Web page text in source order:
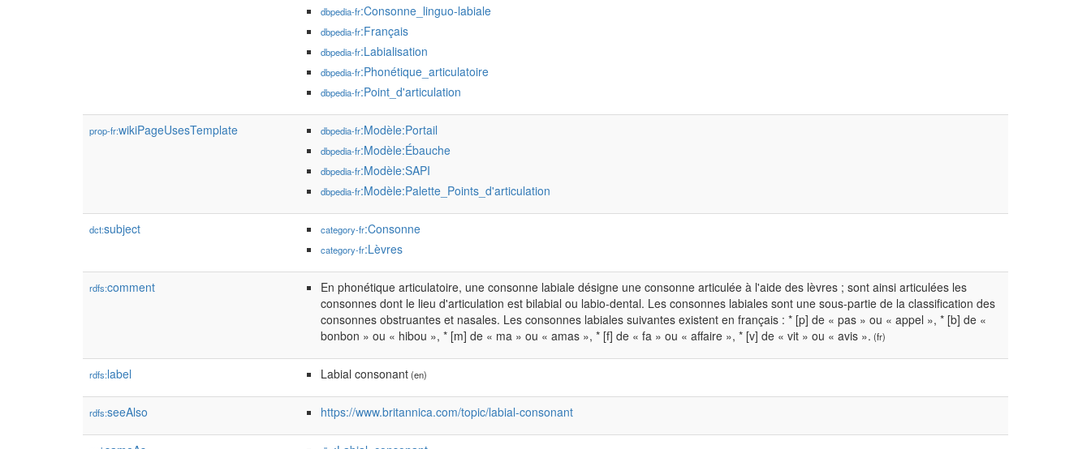
dbpedia-fr:Consonne_linguo-labiale
dbpedia-fr:Français
dbpedia-fr:Labialisation
dbpedia-fr:Phonétique_articulatoire
dbpedia-fr:Point_d'articulation
prop-fr:wikiPageUsesTemplate dbpedia-fr:Modèle:Portail
dbpedia-fr:Modèle:Ébauche
dbpedia-fr:Modèle:SAPI
dbpedia-fr:Modèle:Palette_Points_d'articulation
dct:subject category-fr:Consonne
category-fr:Lèvres
rdfs:comment
En phonétique articulatoire, une consonne labiale désigne une consonne articulée à l'aide des lèvres ; sont ainsi articulées les
consonnes dont le lieu d'articulation est bilabial ou labio-dental. Les consonnes labiales sont une sous-partie de la classification des
consonnes obstruantes et nasales. Les consonnes labiales suivantes existent en français : * [p] de « pas » ou « appel », * [b] de «
bonbon » ou « hibou », * [m] de « ma » ou « amas », * [f] de « fa » ou « affaire », * [v] de « vit » ou « avis ». (fr)
rdfs:label Labial consonant(en)
rdfs:seeAlso https://www.britannica.com/topic/labial-consonant